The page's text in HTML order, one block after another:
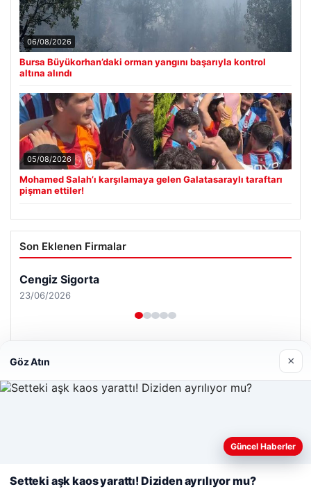
06/08/2026
Bursa Büyükorhan’daki orman yangını başarıyla kontrol
altına alındı
05/08/2026
Mohamed Salah’ı karşılamaya gelen Galatasaraylı taraftarı
pişman ettiler!
Son Eklenen Firmalar
Cengiz Sigorta
23/06/2026
deneyiminizi kişiselleştirmek ve geliştirmek amacıyla çerezler
Reddet Kabul Et
Göz Atın ×
Güncel Haberler
Setteki aşk kaos yarattı! Diziden ayrılıyor mu?